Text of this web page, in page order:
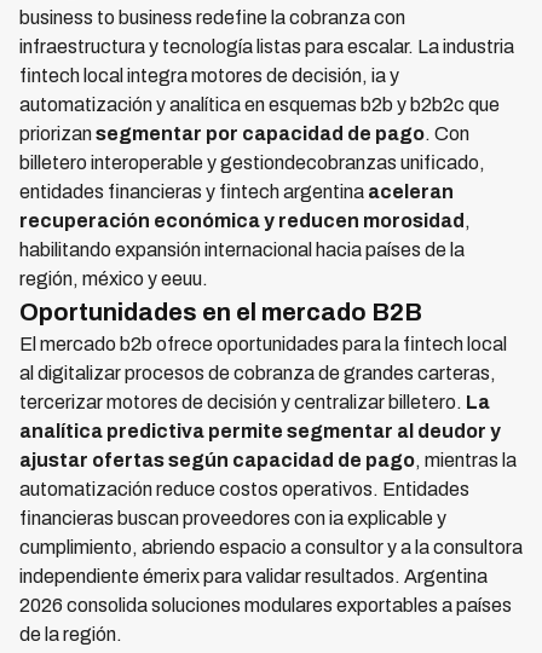
business to business redefine la cobranza con
infraestructura y tecnología listas para escalar. La industria
fintech local integra motores de decisión, ia y
automatización y analítica en esquemas b2b y b2b2c que
priorizansegmentar por capacidad de pago. Con
billetero interoperable y gestiondecobranzas unificado,
entidades financieras y fintech argentina aceleran
recuperación económica y reducen morosidad ,
habilitando expansión internacional hacia países de la
región, méxico y eeuu.
Oportunidades en el mercado B2B
El mercado b2b ofrece oportunidades para la fintech local
al digitalizar procesos de cobranza de grandes carteras,
tercerizar motores de decisión y centralizar billetero. La
analítica predictiva permite segmentar al deudor y
ajustar ofertas según capacidad de pago, mientras la
automatización reduce costos operativos. Entidades
financieras buscan proveedores con ia explicable y
cumplimiento, abriendo espacio a consultor y a la consultora
independiente émerix para validar resultados. Argentina
2026 consolida soluciones modulares exportables a países
de la región.